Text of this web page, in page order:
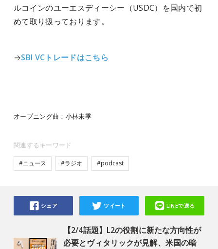
ルコインのユーエスディーシー（USDC）を国内で初
めて取り扱っております。
→SBI VCトレードはこちら
オープニング曲：小林未季
関連するキーワード
#ニュース #ラジオ #podcast
【2/4話題】L2の役割に新たな方向性が
必要とヴィタリックが見解、米国の暗
シェア ツイート LINEで送る